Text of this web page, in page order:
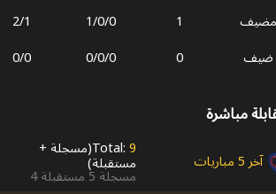
مضيف
1
1/0/0
2/1
ضيف
0
0/0/0
0/0
مباشرة
آخر 5 مباريات Total:9
(مسجلة+
مستقبلة) مسجلة5مستقبلة4